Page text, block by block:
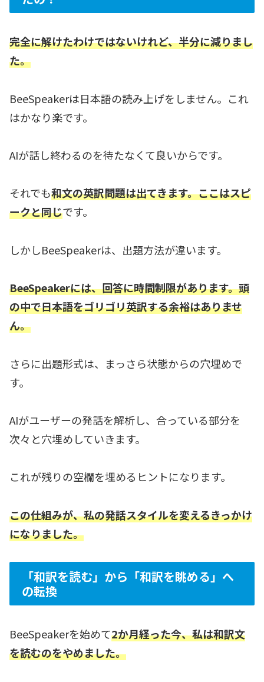
完全に解けたわけではないけれど、半分に減りまし
た。
BeeSpeakerは日本語の読み上げをしません。これ
はかなり楽です。
AIが話し終わるのを待たなくて良いからです。
それでも和文の英訳問題は出てきます。ここはスピ
ークと同じです。
しかしBeeSpeakerは、出題方法が違います。
BeeSpeakerには、回答に時間制限があります。頭
の中で日本語をゴリゴリ英訳する余裕はありませ
ん。
さらに出題形式は、まっさら状態からの穴埋めで
す。
AIがユーザーの発話を解析し、合っている部分を
次々と穴埋めしていきます。
これが残りの空欄を埋めるヒントになります。
この仕組みが、私の発話スタイルを変えるきっかけ
になりました。
「和訳を読む」から「和訳を眺める」へ
の転換
BeeSpeakerを始めて2か月経った今、私は和訳文
を読むのをやめました。